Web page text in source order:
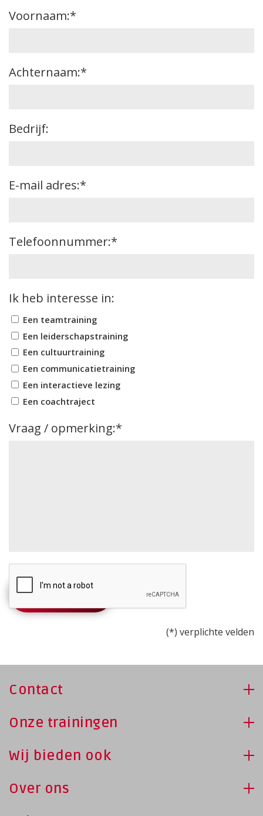
Voornaam:*
Achternaam:*
Bedrijf:
E-mail adres:*
Telefoonnummer:*
Ik heb interesse in:
Een teamtraining
Een leiderschapstraining
Een cultuurtraining
Een communicatietraining
Een interactieve lezing
Een coachtraject
Vraag / opmerking:*
CAPTCHA
(*) verplichte velden
Contact
Onze trainingen
Wij bieden ook
Over ons